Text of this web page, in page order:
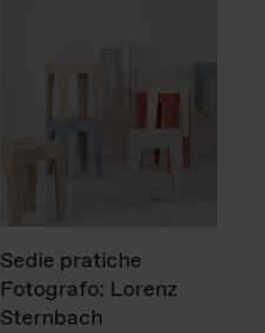
Sedie pratiche
Fotografo: Lorenz
Sternbach